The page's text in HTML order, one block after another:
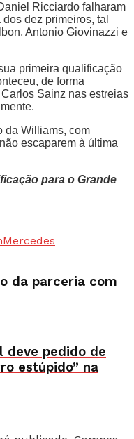
Ricciardo falharam
dez primeiros, tal
Antonio Giovinazzi e
primeira qualificação
de forma
Sainz nas estreias
da Williams, com
escaparem à última
para o Grande
Mercedes
da parceria com
deve pedido de
estúpido” na